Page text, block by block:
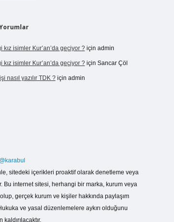
kız isimler Kur’an’da geçiyor ?için admin
kız isimler Kur’an’da geçiyor ?için Sancar Çöl
nasıl yazılır TDK ?için admin
sitedeki içerikleri proaktif olarak denetleme veya
Bu internet sitesi, herhangi bir marka, kurum veya
gerçek kurum ve kişiler hakkında paylaşım
ve yasal düzenlemelere aykırı olduğunu